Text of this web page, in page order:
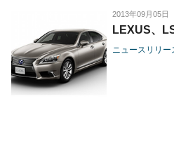
2013年09月05日
LEXUS、
ニュースリリー